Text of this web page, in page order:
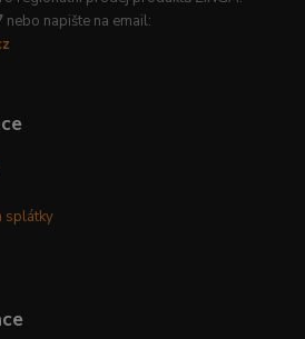
nebo napište na email:
splátky